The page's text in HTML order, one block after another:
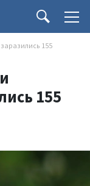
155
155